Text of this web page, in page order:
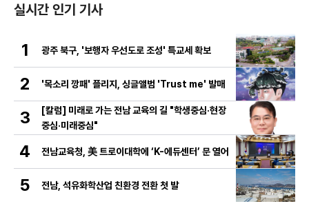
실시간 인기 기사
1 광주 북구, '보행자 우선도로 조성' 특교세 확보
2 '목소리 깡패' 플리지, 싱글앨범 'Trust me' 발매
3
[칼럼] 미래로 가는 전남 교육의 길 "학생중심·현장
중심·미래중심"
4 전남교육청, 美 트로이대학에 ‘K-에듀센터’ 문 열어
5 전남, 석유화학산업 친환경 전환 첫 발